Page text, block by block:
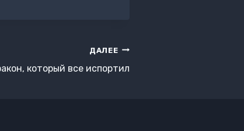
ДАЛЕЕ
который все испортил